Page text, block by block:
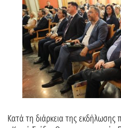
Κατά τη διάρκεια της εκδήλωσης